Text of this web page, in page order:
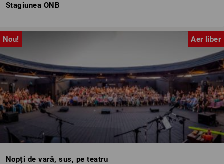
Stagiunea ONB
Nou! Aer liber
Nopți de vară, sus, pe teatru